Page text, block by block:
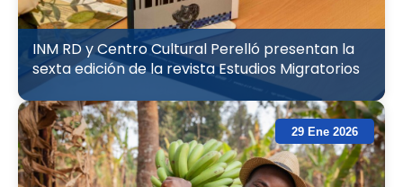
INM RD y Centro Cultural Perelló presentan la
sexta edición de la revista Estudios Migratorios
29 Ene 2026